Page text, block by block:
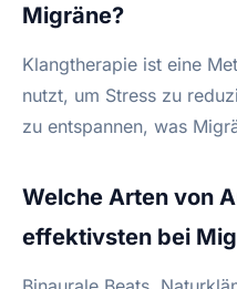
Migräne?
Klangtherapie ist eine
nutzt, um Stress zu
zu entspannen, was
Welche Arten von
effektivsten bei